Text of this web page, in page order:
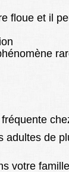
floue et il
adultes de
votre